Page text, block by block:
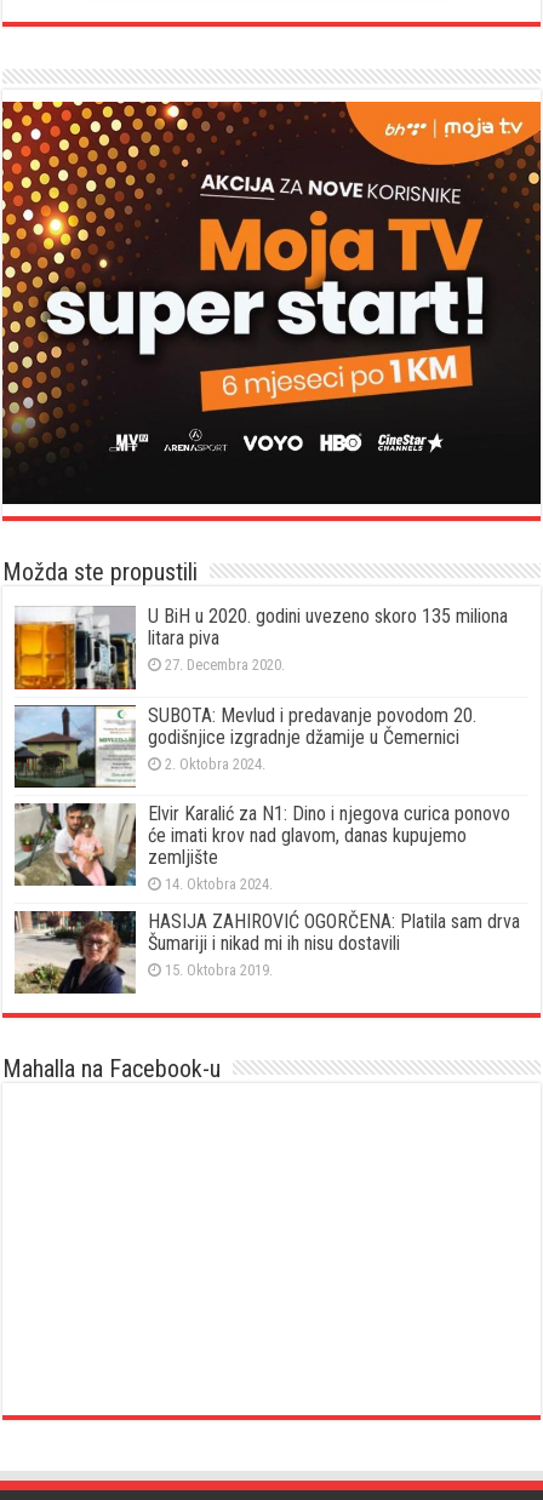
Možda ste propustili
U BiH u 2020. godini uvezeno skoro 135 miliona
litara piva
27. Decembra 2020.
SUBOTA: Mevlud i predavanje povodom 20.
godišnjice izgradnje džamije u Čemernici
2. Oktobra 2024.
Elvir Karalić za N1: Dino i njegova curica ponovo
će imati krov nad glavom, danas kupujemo
zemljište
14. Oktobra 2024.
HASIJA ZAHIROVIĆ OGORČENA: Platila sam drva
Šumariji i nikad mi ih nisu dostavili
15. Oktobra 2019.
Mahalla na Facebook-u